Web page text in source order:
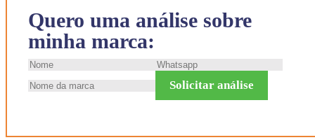
Quero uma análise sobre
minha marca:
Solicitar análise